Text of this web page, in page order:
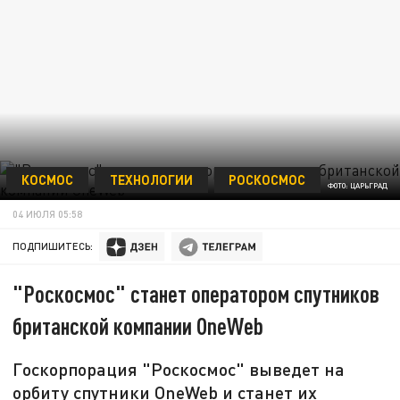
ФОТО: ЦАРЬГРАД
КОСМОС ТЕХНОЛОГИИ РОСКОСМОС
04 ИЮЛЯ 05:58
ПОДПИШИТЕСЬ:
"Роскосмос" станет оператором спутников
британской компании OneWeb
Госкорпорация "Роскосмос" выведет на
орбиту спутники OneWeb и станет их